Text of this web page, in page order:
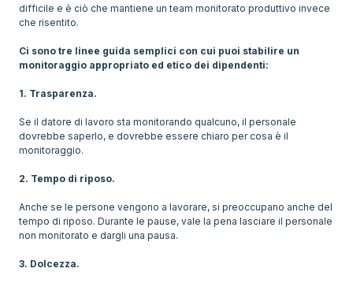
difficile e è ciò che mantiene un team monitorato produttivo invece
che risentito.
Ci sono tre linee guida semplici con cui puoi stabilire un
monitoraggio appropriato ed etico dei dipendenti:
1. Trasparenza.
Se il datore di lavoro sta monitorando qualcuno, il personale
dovrebbe saperlo, e dovrebbe essere chiaro per cosa è il
monitoraggio.
2. Tempo di riposo.
Anche se le persone vengono a lavorare, si preoccupano anche del
tempo di riposo. Durante le pause, vale la pena lasciare il personale
non monitorato e dargli una pausa.
3. Dolcezza.